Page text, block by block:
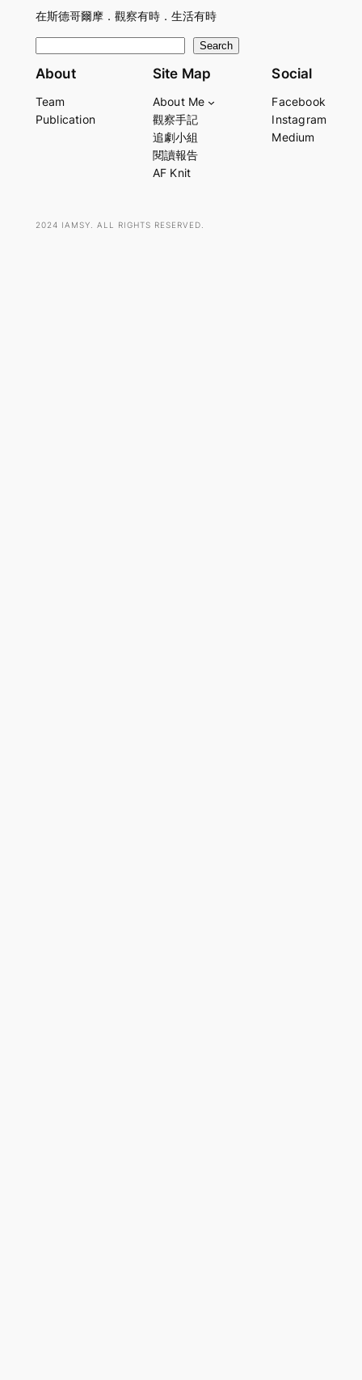
在斯德哥爾摩．觀察有時．生活有時
e
r
Search
About
Team
Publication
Site Map
About Me
觀察手記
追劇小組
閱讀報告
AF Knit
Social
Facebook
Instagram
Medium
2024 IAMSY. ALL RIGHTS RESERVED.